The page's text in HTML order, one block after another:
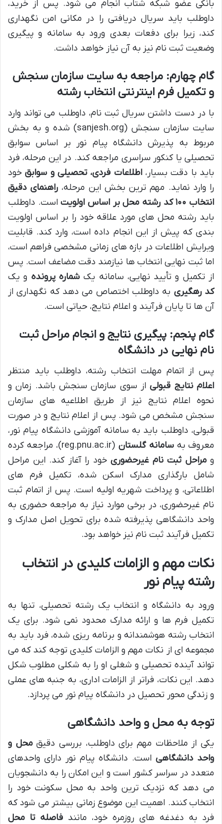
بانکی عضو شبکه شتاب انجام می شود. پس از خرید،
داوطلب باید سریال دریافتی را در مکانی امن نگهداری
کند، زیرا برای دفعات بعدی ورود به سامانه و پیگیری
وضعیت ثبت نام نیز به آن نیاز خواهد داشت.
گام چهارم: مراجعه به سایت سازمان سنجش
و تکمیل فرم اینترنتی انتخاب رشته
با در دست داشتن سریال ثبت نام، داوطلب می تواند وارد
سایت سازمان سنجش (sanjesh.org) شده و به بخش
مربوط به پذیرش دانشگاه پیام نور بر اساس سوابق
تحصیلی یا کنکور سراسری مراجعه کند. در این مرحله، فرد
باید با دقت بسیار،اطلاعات فردی، تحصیلی و سوابقخود
را وارد نماید. مهم ترین بخش این مرحله، راهنمای دقیق
انتخاب ۱۰۰ کد رشته محل بر اساس اولویت
است. داوطلب
باید رشته محل های مورد علاقه خود را بر اساس اولویت
بندی که پیش از این انجام داده است، وارد کند. قابلیت
ویرایش اطلاعات در بازه های زمانی مشخصی فراهم است،
اما ثبت نهایی انتخاب ها نیازمند دقت مضاعف است. پس
از تکمیل و تأیید نهایی، سامانه یکشماره پرونده و یک
کد رهگیری به داوطلب اختصاص می دهد که نگهداری از
آن ها تا پایان فرآیند و اعلام نتایج، حیاتی است.
گام پنجم: پیگیری نتایج و انجام مراحل ثبت
نام نهایی در دانشگاه
پس از اتمام مهلت انتخاب رشته، داوطلب باید منتظر
اعلام نتایج قبولیاز سوی سازمان سنجش باشد. زمان و
نحوه اعلام نتایج نیز از طریق اطلاعیه های سازمان
سنجش مشخص می شود. پس از اعلام نتایج و در صورت
قبولی، داوطلب باید به سامانه آموزشی دانشگاه پیام نور،
معروف بهسامانه گلستان
(reg.pnu.ac.ir)، مراجعه کرده
ومراحل ثبت نام غیرحضوری خود را آغاز کند. این مراحل
شامل بارگذاری مدارک اسکن شده، تکمیل فرم های
اطلاعاتی، و پرداخت شهریه اولیه است. پس از اتمام ثبت
نام غیرحضوری، در برخی موارد نیاز به مراجعه حضوری به
واحد دانشگاهی پذیرفته شده برای تحویل اصل مدارک و
تکمیل فرآیند ثبت نام نیز خواهد بود.
نکات مهم و الزامات کلیدی در انتخاب
رشته پیام نور
ورود به دانشگاه و انتخاب یک رشته تحصیلی، تنها به
تکمیل فرم ها و ارائه مدارک محدود نمی شود. برای یک
انتخاب رشته هوشمندانه و برنامه ریزی شده، فرد باید به
مجموعه ای از نکات مهم و الزامات کلیدی توجه کند که می
تواند آینده تحصیلی و شغلی او را به شکلی مطلوب شکل
دهد. این نکات، فراتر از الزامات اداری، به جنبه های عملی
و زندگی محور تحصیل در دانشگاه پیام نور می پردازد.
توجه به محل و واحد دانشگاهی
یکی از ملاحظات مهم برای داوطلب، بررسی دقیقمحل و
واحد دانشگاهی است. دانشگاه پیام نور دارای واحدهای
متعدد در سراسر کشور است و این امکان را به دانشجویان
می دهد که نزدیک ترین واحد به محل سکونت خود را
انتخاب کنند. اهمیت این موضوع زمانی بیشتر می شود که
فرد به دغدغه های روزمره خود، مانند فاصله تا محل